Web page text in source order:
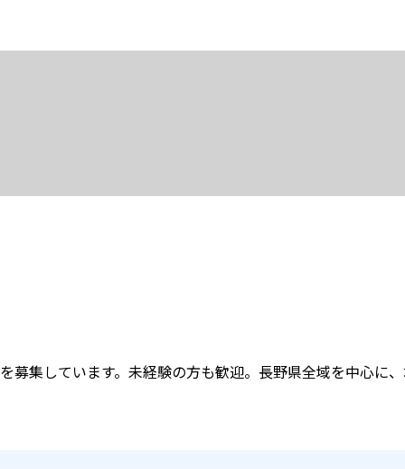
を募集しています。未経験の方も歓迎。長野県全域を中心に